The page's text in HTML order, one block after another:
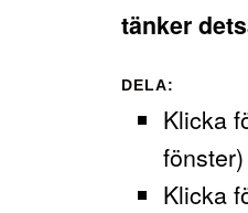
tänker
DELA:
Klicka
fönster)
Klicka